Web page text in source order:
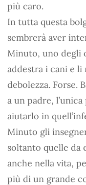
più caro.
In tutta questa
sembrerà aver
Minuto, uno degli
addestra i cani e li
debolezza. Forse.
a un padre,
aiutarlo in
Minuto gli
soltanto quelle da
anche nella vita,
più di un grande